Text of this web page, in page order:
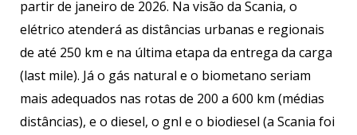
partir de janeiro de 2026. Na visão da Scania, o
elétrico atenderá as distâncias urbanas e regionais
de até 250 km e na última etapa da entrega da carga
(last mile). Já o gás natural e o biometano seriam
mais adequados nas rotas de 200 a 600 km (médias
distâncias), e o diesel, o gnl e o biodiesel (a Scania foi